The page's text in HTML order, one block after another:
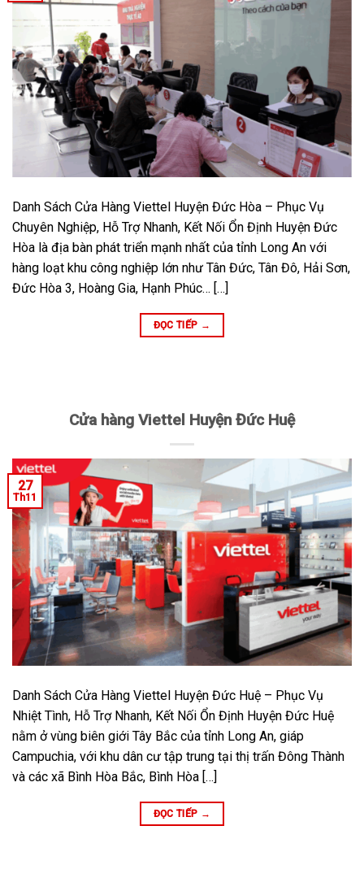
Danh Sách Cửa Hàng Viettel Huyện Đức Hòa – Phục Vụ
Chuyên Nghiệp, Hỗ Trợ Nhanh, Kết Nối Ổn Định Huyện Đức
Hòa là địa bàn phát triển mạnh nhất của tỉnh Long An với
hàng loạt khu công nghiệp lớn như Tân Đức, Tân Đô, Hải Sơn,
Đức Hòa 3, Hoàng Gia, Hạnh Phúc… […]
ĐỌC TIẾP →
Cửa hàng Viettel Huyện Đức Huệ
27
Th11
Danh Sách Cửa Hàng Viettel Huyện Đức Huệ – Phục Vụ
Nhiệt Tình, Hỗ Trợ Nhanh, Kết Nối Ổn Định Huyện Đức Huệ
nằm ở vùng biên giới Tây Bắc của tỉnh Long An, giáp
Campuchia, với khu dân cư tập trung tại thị trấn Đông Thành
và các xã Bình Hòa Bắc, Bình Hòa […]
ĐỌC TIẾP →